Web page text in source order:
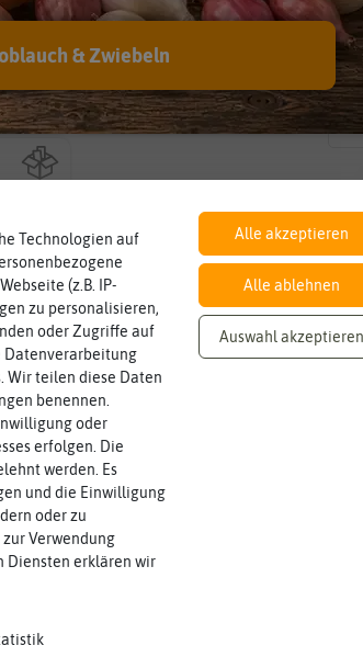
nach
Botanischer Name
Der botanische (lateinische)
Bestimmung der Pflanze.
Technologien auf
(z.B. IP-
zu personalisieren,
oder Zugriffe auf
Datenverarbeitung
Wir teilen diese Daten
benennen.
oder
erfolgen. Die
werden. Es
und die Einwilligung
oder zu
Verwendung
Diensten erklären wir
Alle akzeptieren
Alle ablehnen
Auswahl akzeptieren
& Zwiebeln